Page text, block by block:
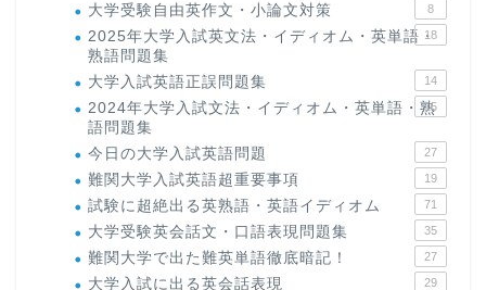
大学受験自由英作文・小論文対策 8
2025年大学入試英文法・イディオム・英単語・
熟語問題集
18
大学入試英語正誤問題集 14
2024年大学入試文法・イディオム・英単語・熟
語問題集
15
今日の大学入試英語問題 27
難関大学入試英語超重要事項 19
試験に超絶出る英熟語・英語イディオム 71
大学受験英会話文・口語表現問題集 35
難関大学で出た難英単語徹底暗記！ 27
大学入試に出る英会話表現 29